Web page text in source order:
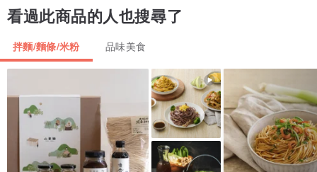
看過此商品的人也搜尋了
拌麵/麵條/米粉 品味美食